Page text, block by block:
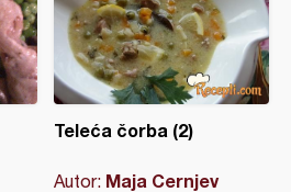
Teleća čorba (2)
Autor: Maja Cernjev